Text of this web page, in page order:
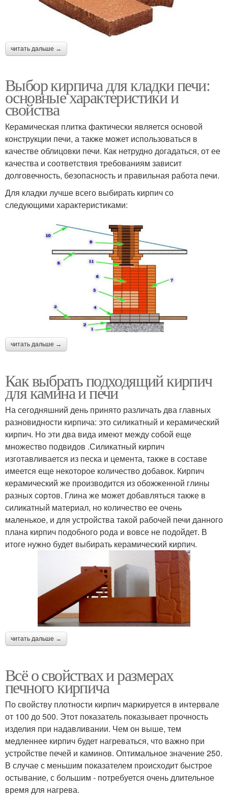
читать дальше →
Выбор кирпича для кладки печи:
основные характеристики и
свойства
Керамическая плитка фактически является основой
конструкции печи, а также может использоваться в
качестве облицовки печи. Как нетрудно догадаться, от ее
качества и соответствия требованиям зависит
долговечность, безопасность и правильная работа печи.
Для кладки лучше всего выбирать кирпич со
следующими характеристиками:
читать дальше →
Как выбрать подходящий кирпич
для камина и печи
На сегодняшний день принято различать два главных
разновидности кирпича: это силикатный и керамический
кирпич. Но эти два вида имеют между собой еще
множество подвидов .Силикатный кирпич
изготавливается из песка и цемента, также в составе
имеется еще некоторое количество добавок. Кирпич
керамический же производится из обожженной глины
разных сортов. Глина же может добавляться также в
силикатный материал, но количество ее очень
маленькое, и для устройства такой рабочей печи данного
плана кирпич подобного рода и вовсе не подойдет. В
итоге нужно будет выбирать керамический кирпич.
читать дальше →
Всё о свойствах и размерах
печного кирпича
По свойству плотности кирпич маркируется в интервале
от 100 до 500. Этот показатель показывает прочность
изделия при надавливании. Чем он выше, тем
медленнее кирпич будет нагреваться, что важно при
устройстве печей и каминов. Оптимальное значение 250.
В случае с меньшим показателем происходит быстрое
остывание, с большим - потребуется очень длительное
время для нагрева.